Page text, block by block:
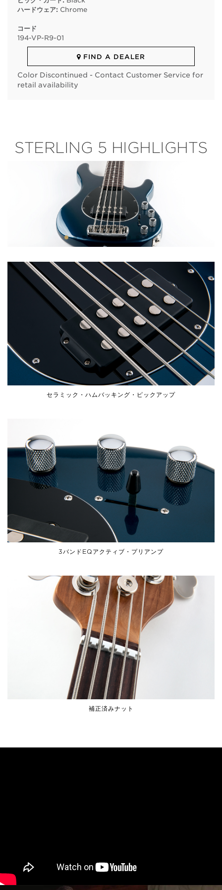
ハードウェア: Chrome
コード
194-VP-R9-01
FIND A DEALER
Color Discontinued - Contact Customer Service for
retail availability
STERLING 5 HIGHLIGHTS
セラミック・ハムバッキング・ピックアップ
3バンドEQアクティブ・プリアンプ
補正済みナット